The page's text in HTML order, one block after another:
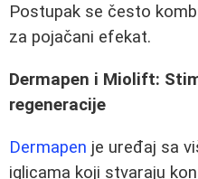
Postupak se često
za pojačani efekat.
Dermapen i Miolift:
regeneracije
Dermapen je uređaj sa
iglicama koji stvaraju